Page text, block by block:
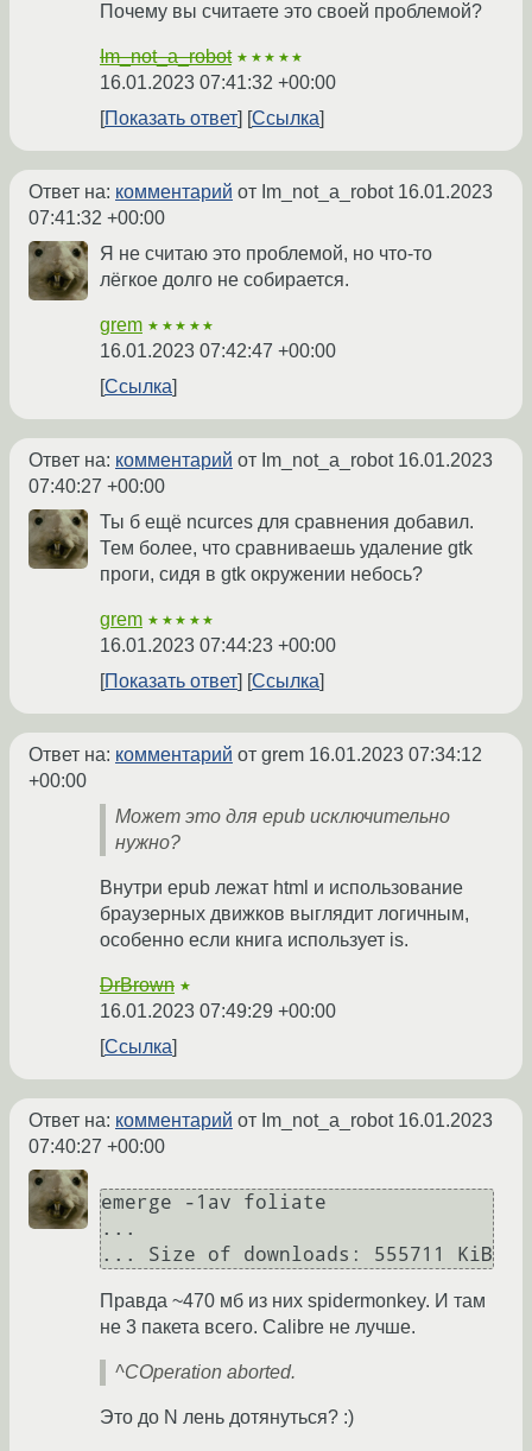
Почему вы считаете это своей проблемой?
Im_not_a_robot ★★★★★
16.01.2023 07:41:32 +00:00
Показать ответ
Ссылка
Ответ на: комментарий от Im_not_a_robot 16.01.2023
07:41:32 +00:00
Я не считаю это проблемой, но что-то
лёгкое долго не собирается.
grem ★★★★★
16.01.2023 07:42:47 +00:00
Ссылка
Ответ на: комментарий от Im_not_a_robot 16.01.2023
07:40:27 +00:00
Ты б ещё ncurces для сравнения добавил.
Тем более, что сравниваешь удаление gtk
проги, сидя в gtk окружении небось?
grem ★★★★★
16.01.2023 07:44:23 +00:00
Показать ответ
Ссылка
Ответ на: комментарий от grem 16.01.2023 07:34:12
+00:00
Может это для epub исключительно
нужно?
Внутри epub лежат html и использование
браузерных движков выглядит логичным,
особенно если книга использует is.
DrBrown ★
16.01.2023 07:49:29 +00:00
Ссылка
Ответ на: комментарий от Im_not_a_robot 16.01.2023
07:40:27 +00:00
emerge -1av foliate
...
Правда ~470 мб из них spidermonkey. И там
не 3 пакета всего. Calibre не лучше.
^COperation aborted.
Это до N лень дотянуться? :)